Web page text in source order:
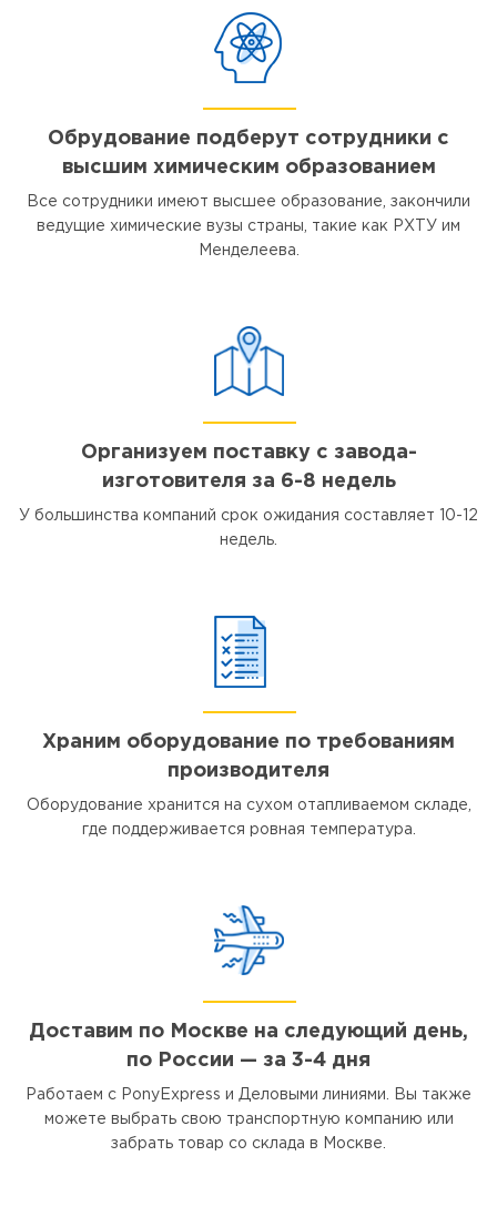
Обрудование подберут сотрудники с
высшим химическим образованием
Все сотрудники имеют высшее образование, закончили
ведущие химические вузы страны, такие как РХТУ им
Менделеева.
Организуем поставку с завода-
изготовителя за 6-8 недель
У большинства компаний срок ожидания составляет 10-12
недель.
Храним оборудование по требованиям
производителя
Оборудование хранится на сухом отапливаемом складе,
где поддерживается ровная температура.
Доставим по Москве на следующий день,
по России — за 3-4 дня
Работаем с PonyExpress и Деловыми линиями. Вы также
можете выбрать свою транспортную компанию или
забрать товар со склада в Москве.